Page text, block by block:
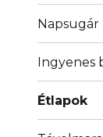
Napsugár
Ingyenes
Étlapok